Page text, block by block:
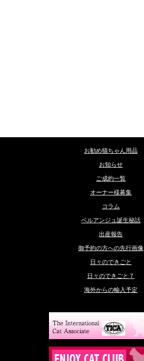
お勧め猫ちゃん用品
お知らせ
ご成約一覧
オーナー様募集
コラム
ベルアンジュ誕生秘話
出産報告
御予約の方への先行画像
日々のできごと
日々のできごと７
海外からの輸入予定